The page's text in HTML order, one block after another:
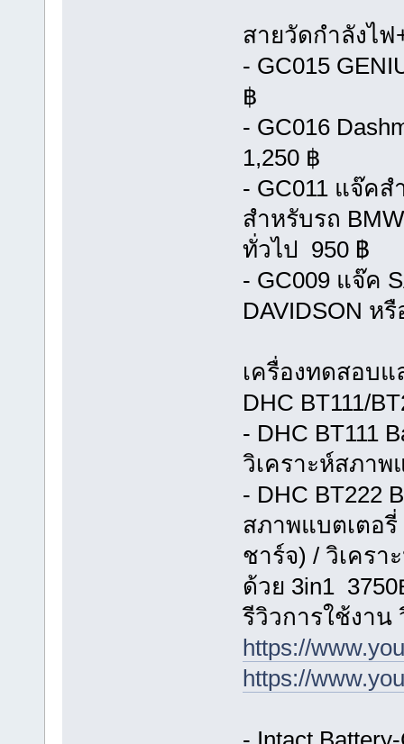
สายวัดกำลังไฟ
- GC015
฿
- GC016
1,250 ฿
- GC011 แจ๊ค
สำหรับรถ
ทั่วไป 950 ฿
- GC009 แจ๊ค
DAVIDSON ห
เครื่องทดสอบ
DHC BT111/
- DHC BT111
วิเคราะห์สภาพ
- DHC BT222
สภาพแบตเตอรี่
ชาร์จ) / วิเคร
ด้วย 3in1 3750
รีวิวการใช้งาน
https://
https://